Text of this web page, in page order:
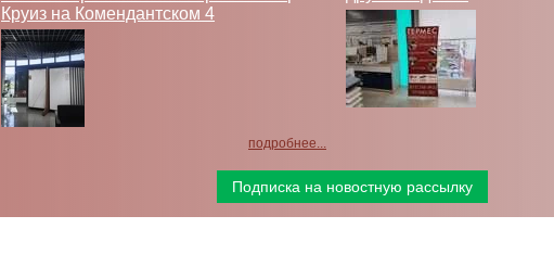
Круиз на Комендантском 4
подробнее...
Подписка на новостную рассылку